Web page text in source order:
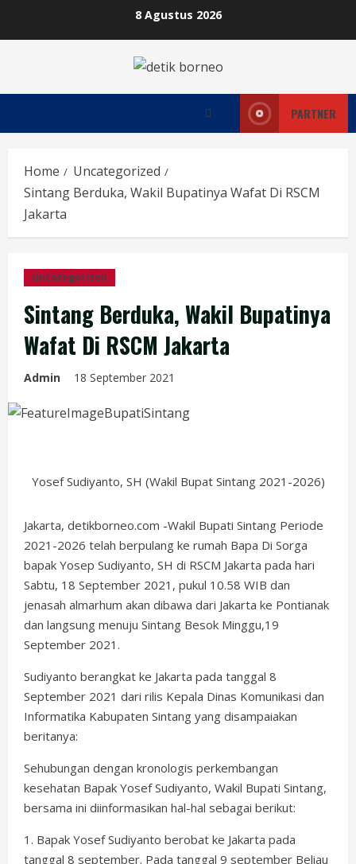
8 Agustus 2026
PARTNER
Home
Uncategorized
Sintang Berduka, Wakil Bupatinya Wafat Di RSCM
Jakarta
Uncategorized
Sintang Berduka, Wakil Bupatinya
Wafat Di RSCM Jakarta
Admin 18 September 2021
Yosef Sudiyanto, SH (Wakil Bupat Sintang 2021-2026)
Jakarta, detikborneo.com -Wakil Bupati Sintang Periode
2021-2026 telah berpulang ke rumah Bapa Di Sorga
bapak Yosep Sudiyanto, SH di RSCM Jakarta pada hari
Sabtu, 18 September 2021, pukul 10.58 WIB dan
jenasah almarhum akan dibawa dari Jakarta ke Pontianak
dan langsung menuju Sintang Besok Minggu,19
September 2021.
Sudiyanto berangkat ke Jakarta pada tanggal 8
September 2021 dari rilis Kepala Dinas Komunikasi dan
Informatika Kabupaten Sintang yang disampaiakan
beritanya:
Sehubungan dengan kronologis perkembangan
kesehatan Bapak Yosef Sudiyanto, Wakil Bupati Sintang,
bersama ini diinformasikan hal-hal sebagai berikut:
1. Bapak Yosef Sudiyanto berobat ke Jakarta pada
tanggal 8 september. Pada tanggal 9 september Beliau